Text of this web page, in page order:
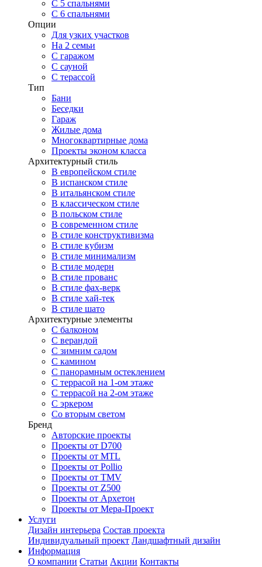
С 5 спальнями
С 6 спальнями
Опции
Для узких участков
На 2 семьи
С гаражом
С сауной
С терассой
Тип
Бани
Беседки
Гараж
Жилые дома
Многоквартирные дома
Проекты эконом класса
Архитектурный стиль
В европейском стиле
В испанском стиле
В итальянском стиле
В классическом стиле
В польском стиле
В современном стиле
В стиле конструктивизма
В стиле кубизм
В стиле минимализм
В стиле модерн
В стиле прованс
В стиле фах-верк
В стиле хай-тек
В стиле шато
Архитектурные элементы
С балконом
С верандой
С зимним садом
С камином
С панорамным остеклением
С террасой на 1-ом этаже
С террасой на 2-ом этаже
С эркером
Со вторым светом
Бренд
Авторские проекты
Проекты от D700
Проекты от MTL
Проекты от Pollio
Проекты от TMV
Проекты от Z500
Проекты от Архетон
Проекты от Мера-Проект
Услуги
Дизайн интерьера Состав проекта
Индивидуальный проект Ландшафтный дизайн
Информация
О компании Статьи Акции Контакты